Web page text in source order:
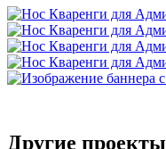
Другие